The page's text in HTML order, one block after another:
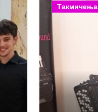
Такмичења